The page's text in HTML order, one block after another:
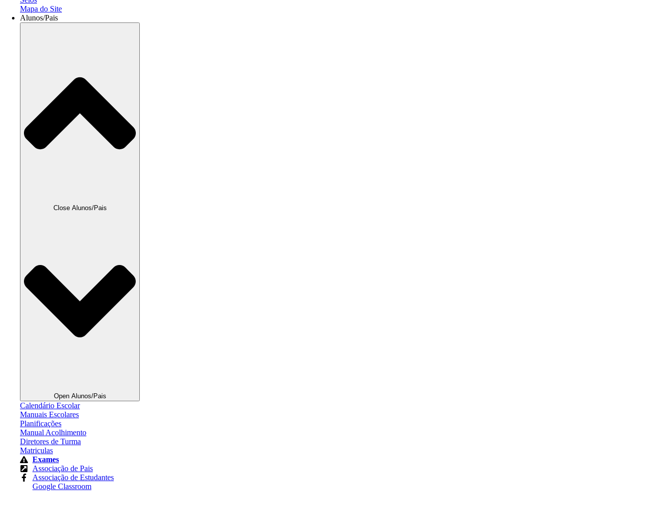
Mapa do Site
Alunos/Pais
Close Alunos/Pais
Open Alunos/Pais
Calendário Escolar
Manuais Escolares
Planificações
Manual Acolhimento
Diretores de Turma
Matriculas
Exames
Associação de Pais
Associação de Estudantes
Google Classroom